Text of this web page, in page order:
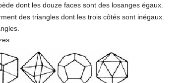
dont les douze faces sont des losanges égaux.
des triangles dont les trois côtés sont inégaux.